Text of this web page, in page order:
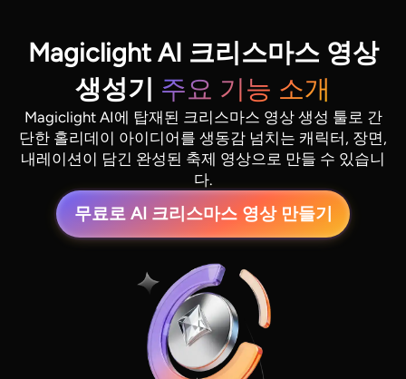
Magiclight AI 크리스마스 영상
생성기 주요 기능 소개
Magiclight AI에 탑재된 크리스마스 영상 생성 툴로 간
단한 홀리데이 아이디어를 생동감 넘치는 캐릭터, 장면,
내레이션이 담긴 완성된 축제 영상으로 만들 수 있습니
다.
무료로 AI 크리스마스 영상 만들기